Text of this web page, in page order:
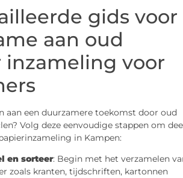
gids voor
aan oud
inzameling voor
aan een duurzamere toekomst door oud
Volg deze eenvoudige stappen om
in Kampen:
en sorteer: Begin met het verzamelen
zoals kranten, tijdschriften, kartonnen